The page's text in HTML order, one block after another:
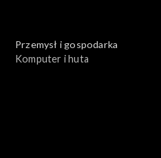
Przemysł i gospodarka
Komputer i huta